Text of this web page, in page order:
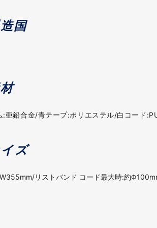
国
:亜鉛合金/青テープ:ポリエステル/白コード
ズ
リストバンド コード最大時:約